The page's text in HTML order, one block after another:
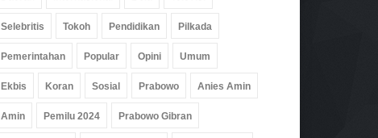
Gubernur Mirza Saksikan
Di Tiongkok
Selebritis Tokoh Pendidikan Pilkada
Pemerintahan Popular Opini Umum
Ekbis Koran Sosial Prabowo Anies Amin
Amin Pemilu 2024 Prabowo Gibran